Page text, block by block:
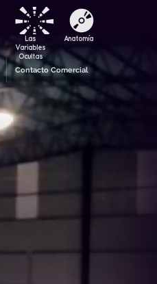
Las
Variables
Ocultas
Anatomía
Contacto Comercial